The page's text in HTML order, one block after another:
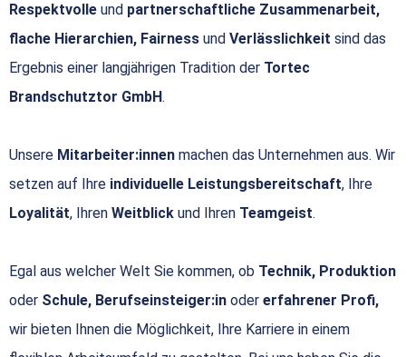
Respektvolle und partnerschaftliche Zusammenarbeit,
flache Hierarchien, Fairness und Verlässlichkeit sind das
Ergebnis einer langjährigen Tradition der Tortec
Brandschutztor GmbH.
Unsere Mitarbeiter:innen machen das Unternehmen aus. Wir
setzen auf Ihre individuelle Leistungsbereitschaft, Ihre
Loyalität, Ihren Weitblick und Ihren Teamgeist.
Egal aus welcher Welt Sie kommen, ob Technik, Produktion
oder Schule, Berufseinsteiger:in oder erfahrener Profi,
wir bieten Ihnen die Möglichkeit, Ihre Karriere in einem